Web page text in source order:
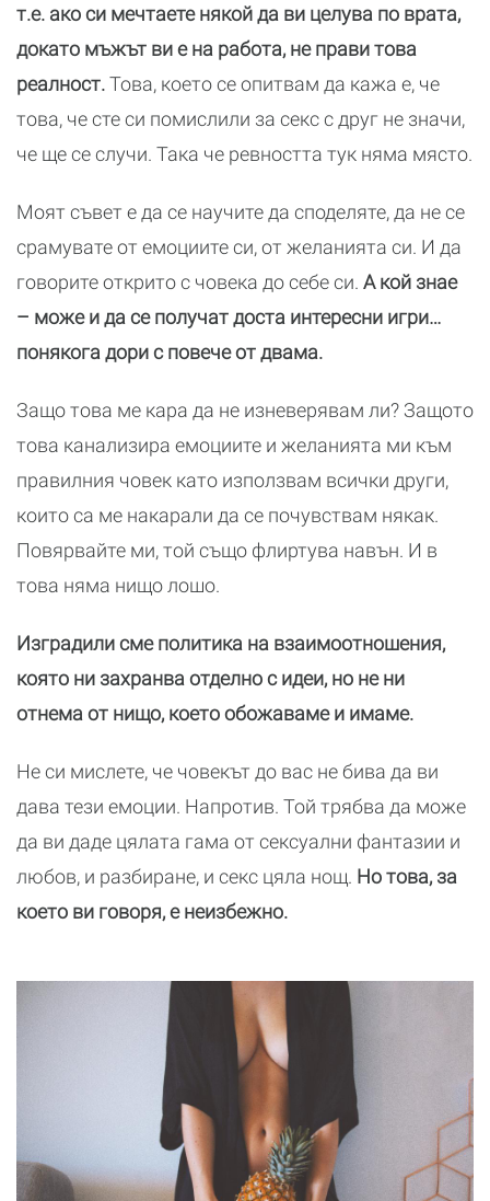
т.е. ако си мечтаете някой да ви целува по врата,
докато мъжът ви е на работа, не прави това
реалност.Това, което се опитвам да кажа е, че
това, че сте си помислили за секс с друг не значи,
че ще се случи. Така че ревността тук няма място.
Моят съвет е да се научите да споделяте, да не се
срамувате от емоциите си, от желанията си. И да
говорите открито с човека до себе си. А кой знае
– може и да се получат доста интересни игри…
понякога дори с повече от двама.
Защо това ме кара да не изневерявам ли? Защото
това канализира емоциите и желанията ми към
правилния човек като използвам всички други,
които са ме накарали да се почувствам някак.
Повярвайте ми, той също флиртува навън. И в
това няма нищо лошо.
Изградили сме политика на взаимоотношения,
която ни захранва отделно с идеи, но не ни
отнема от нищо, което обожаваме и имаме.
Не си мислете, че човекът до вас не бива да ви
дава тези емоции. Напротив. Той трябва да може
да ви даде цялата гама от сексуални фантазии и
любов, и разбиране, и секс цяла нощ. Но това, за
което ви говоря, е неизбежно.